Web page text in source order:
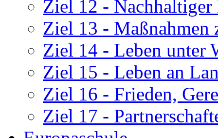
Ziel 12 -
Ziel 13 - Maßnahmen
Ziel 14 - Leben unter
Ziel 15 - Leben an
Ziel 16 - Frieden,
Ziel 17 -